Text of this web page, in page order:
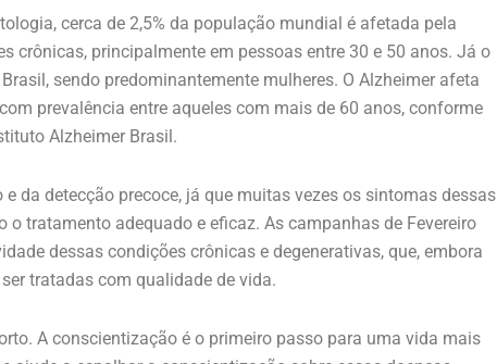
cerca de 2,5% da população mundial é afetada pela
crônicas, principalmente em pessoas entre 30 e 50 anos. Já o
sendo predominantemente mulheres. O Alzheimer afeta
prevalência entre aqueles com mais de 60 anos, conforme
Alzheimer Brasil.
da detecção precoce, já que muitas vezes os sintomas dessas
tratamento adequado e eficaz. As campanhas de Fevereiro
dessas condições crônicas e degenerativas, que, embora
tratadas com qualidade de vida.
A conscientização é o primeiro passo para uma vida mais